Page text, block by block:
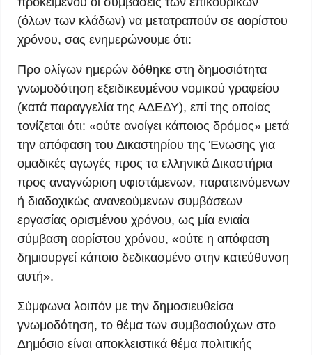
(όλων των κλάδων) να μετατραπούν σε αορίστου
χρόνου, σας ενημερώνουμε ότι:
Προ ολίγων ημερών δόθηκε στη δημοσιότητα
γνωμοδότηση εξειδικευμένου νομικού γραφείου
(κατά παραγγελία της ΑΔΕΔΥ), επί της οποίας
τονίζεται ότι: «ούτε ανοίγει κάποιος δρόμος» μετά
την απόφαση του Δικαστηρίου της Ένωσης για
ομαδικές αγωγές προς τα ελληνικά Δικαστήρια
προς αναγνώριση υφιστάμενων, παρατεινόμενων
ή διαδοχικώς ανανεούμενων συμβάσεων
εργασίας ορισμένου χρόνου, ως μία ενιαία
σύμβαση αορίστου χρόνου, «ούτε η απόφαση
δημιουργεί κάποιο δεδικασμένο στην κατεύθυνση
αυτή».
Σύμφωνα λοιπόν με την δημοσιευθείσα
γνωμοδότηση, το θέμα των συμβασιούχων στο
Δημόσιο είναι αποκλειστικά θέμα πολιτικής